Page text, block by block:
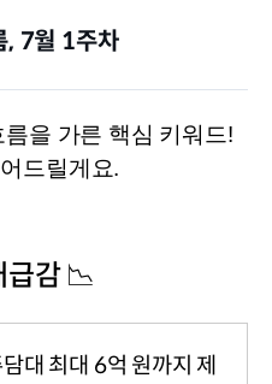
, 7월 1주차
을 가른 핵심 키워드!
드릴게요.
감 📉
대 최대 6억 원까지 제